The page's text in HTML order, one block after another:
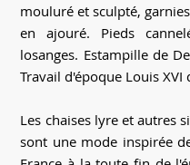
mouluré et sculpté,
en ajouré. Pieds
losanges. Estampille de
Travail d'époque Louis XVI
Les chaises lyre et autres
sont une mode inspirée